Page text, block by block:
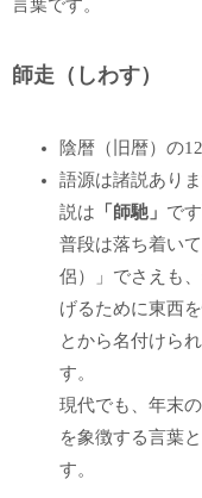
言葉です。
師走（しわす）
陰暦（旧暦）の
語源は諸説あり
説は 「師馳」 です
普段は落ち着い
侶）」でさえも
げるために東西
とから名付けら
す。
現代でも、年末
を象徴する言葉
す。